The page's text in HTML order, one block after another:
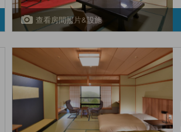
查看房間照片&設施